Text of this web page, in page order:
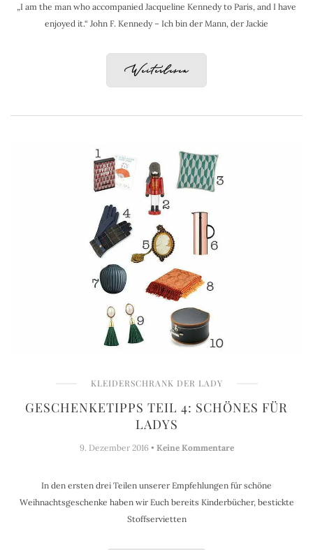
„I am the man who accompanied Jacqueline Kennedy to Paris, and I have
enjoyed it.“ John F. Kennedy – Ich bin der Mann, der Jackie
Weiterlesen
KLEIDERSCHRANK DER LADY
GESCHENKETIPPS TEIL 4: SCHÖNES FÜR
LADYS
9. Dezember 2016 • Keine Kommentare
In den ersten drei Teilen unserer Empfehlungen für schöne
Weihnachtsgeschenke haben wir Euch bereits Kinderbücher, bestickte
Stoffservietten